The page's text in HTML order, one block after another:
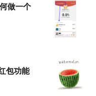
做一个
包功能